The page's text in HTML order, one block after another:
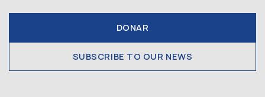
DONAR
SUBSCRIBE TO OUR NEWS